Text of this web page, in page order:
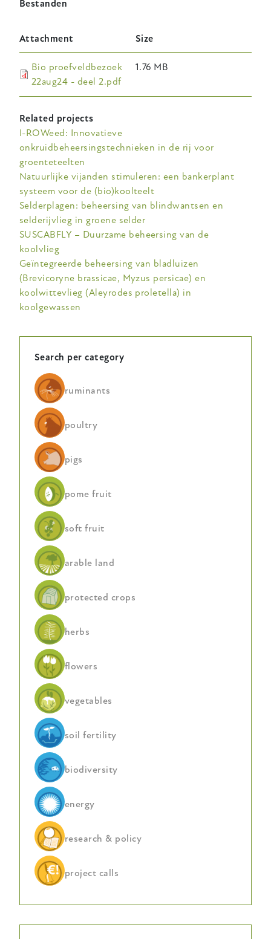
Bestanden
Attachment Size
Bio proefveldbezoek
22aug24 - deel 2.pdf
1.76 MB
Related projects
I-ROWeed: Innovatieve
onkruidbeheersingstechnieken in de rij voor
groenteteelten
Natuurlijke vijanden stimuleren: een bankerplant
systeem voor de (bio)koolteelt
Selderplagen: beheersing van blindwantsen en
selderijvlieg in groene selder
SUSCABFLY – Duurzame beheersing van de
koolvlieg
Geïntegreerde beheersing van bladluizen
(Brevicoryne brassicae, Myzus persicae) en
koolwittevlieg (Aleyrodes proletella) in
koolgewassen
Search per category
ruminants
poultry
pigs
pome fruit
soft fruit
arable land
protected crops
herbs
flowers
vegetables
soil fertility
biodiversity
energy
research & policy
project calls